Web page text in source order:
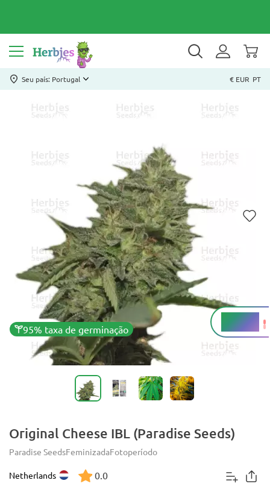
Seu país: Portugal € EUR PT
95% taxa de germinação
16-20%
THC
Original Cheese IBL (Paradise Seeds)
Paradise SeedsFeminizadaFotoperíodo
Netherlands 0.0